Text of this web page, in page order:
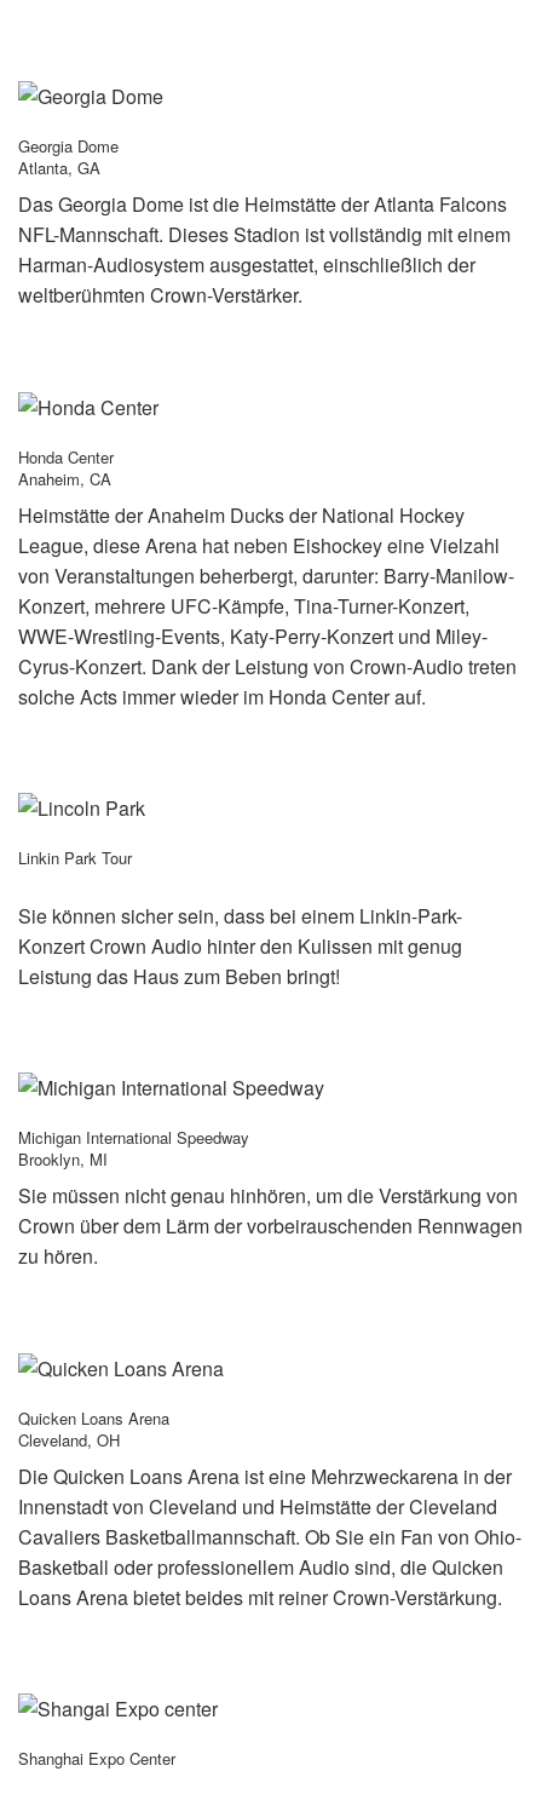
Georgia Dome
Atlanta, GA
Das Georgia Dome ist die Heimstätte der Atlanta Falcons
NFL-Mannschaft. Dieses Stadion ist vollständig mit einem
Harman-Audiosystem ausgestattet, einschließlich der
weltberühmten Crown-Verstärker.
Honda Center
Anaheim, CA
Heimstätte der Anaheim Ducks der National Hockey
League, diese Arena hat neben Eishockey eine Vielzahl
von Veranstaltungen beherbergt, darunter: Barry-Manilow-
Konzert, mehrere UFC-Kämpfe, Tina-Turner-Konzert,
WWE-Wrestling-Events, Katy-Perry-Konzert und Miley-
Cyrus-Konzert. Dank der Leistung von Crown-Audio treten
solche Acts immer wieder im Honda Center auf.
Linkin Park Tour
Sie können sicher sein, dass bei einem Linkin-Park-
Konzert Crown Audio hinter den Kulissen mit genug
Leistung das Haus zum Beben bringt!
Michigan International Speedway
Brooklyn, MI
Sie müssen nicht genau hinhören, um die Verstärkung von
Crown über dem Lärm der vorbeirauschenden Rennwagen
zu hören.
Quicken Loans Arena
Cleveland, OH
Die Quicken Loans Arena ist eine Mehrzweckarena in der
Innenstadt von Cleveland und Heimstätte der Cleveland
Cavaliers Basketballmannschaft. Ob Sie ein Fan von Ohio-
Basketball oder professionellem Audio sind, die Quicken
Loans Arena bietet beides mit reiner Crown-Verstärkung.
Shanghai Expo Center